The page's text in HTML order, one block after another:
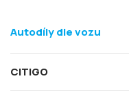
Autodíly dle vozu
CITIGO